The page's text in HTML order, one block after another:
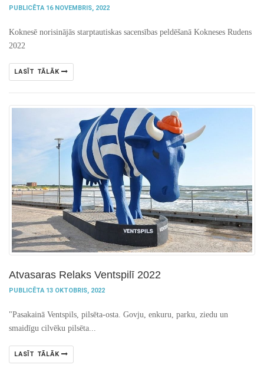
PUBLICĒTA 16 NOVEMBRIS, 2022
Koknesē norisinājās starptautiskas sacensības peldēšanā Kokneses Rudens
2022
LASĪT TĀLĀK
Atvasaras Relaks Ventspilī 2022
PUBLICĒTA 13 OKTOBRIS, 2022
"Pasakainā Ventspils, pilsēta-osta. Govju, enkuru, parku, ziedu un
smaidīgu cilvēku pilsēta...
LASĪT TĀLĀK